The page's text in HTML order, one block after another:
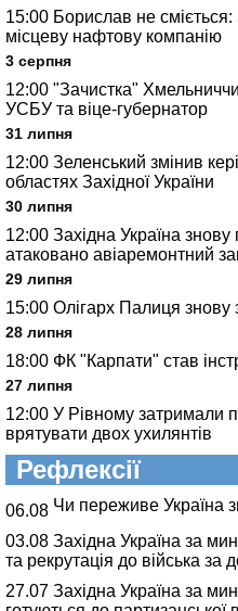
15:00 Борислав не сміється:
місцеву нафтову компанію
3 серпня
12:00 "Зачистка"
УСБУ та віце-губернатор
31 липня
12:00 Зеленський змінив
областях Західної України
30 липня
12:00 Західна Україна
атаковано авіаремонтний
29 липня
15:00 Олігарх Палиця знову
28 липня
18:00 ФК "Карпати" став
27 липня
12:00 У Рівному затримали
врятувати двох ухилянтів
Рефлексії
06.08 Чи переживе Україна
03.08 Західна Україна за
та рекрутація до війська
27.07 Західна Україна за